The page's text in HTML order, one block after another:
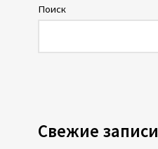
Поиск
Свежие записи